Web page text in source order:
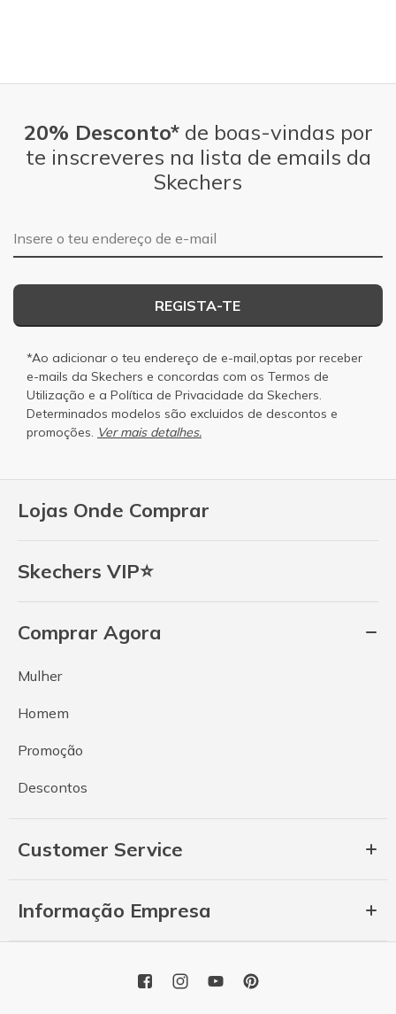
Lojas Onde Comprar
Skechers VIP⭐
Comprar Agora
Mulher
Homem
Promoção
Descontos
Customer Service
Informação Empresa
20% Desconto*de boas-vindas por
te inscreveres na lista de emails da
Skechers
Endereço de e-mail
REGISTA-TE
*Ao adicionar o teu endereço de e-mail,optas por receber
e-mails da Skechers e concordas com os Termos de
Utilização e a Política de Privacidade da Skechers.
Determinados modelos são excluidos de descontos e
promoções. Ver mais detalhes.